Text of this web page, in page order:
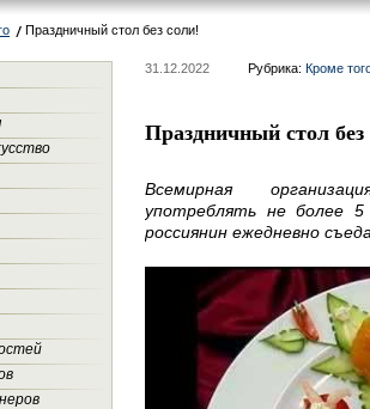
Праздничный стол без соли!
31.12.2022 Рубрика: Кроме
Праздничный стол
Всемирная
употреблять не более
россиянин ежедневно